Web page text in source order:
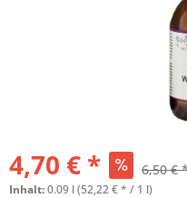
4,70 € * 6,50 €
Inhalt:0.09 l (52,22 € * / 1 l)